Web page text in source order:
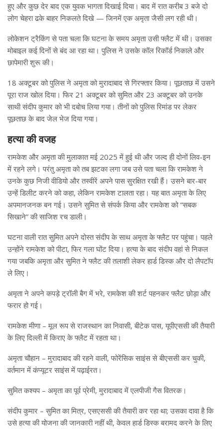
हुए और कुछ देर बाद एक युवक भागता दिखाई दिया। बाद में रात करीब 3 बजे दो
लोग चेहरा ढके बाहर निकलते दिखे — जिनमें एक अमृता जैसी लग रही थी।
लोकेशन ट्रैकिंग से पता चला कि घटना के समय अमृता उसी फ्लैट में थी। उसका
मोबाइल कई दिनों से बंद आ रहा था। पुलिस ने उसके कॉल रिकॉर्ड निकाले और
छापेमारी शुरू की।
18 अक्टूबर को पुलिस ने अमृता को मुरादाबाद से गिरफ्तार किया। पूछताछ में उसने
पूरा राज खोल दिया। फिर 21 अक्टूबर को सुमित और 23 अक्टूबर को उनके
साथी संदीप कुमार को भी दबोच लिया गया। तीनों को पुलिस रिमांड पर लेकर
पूछताछ के बाद जेल भेज दिया गया।
हत्या की वजह
रामकेश और अमृता की मुलाकात मई 2025 में हुई थी और जल्द ही दोनों लिव-इन
में रहने लगे। परंतु अमृता को तब झटका लगा जब उसे पता चला कि रामकेश ने
उनके कुछ निजी वीडियो और तस्वीरें अपने पास सुरक्षित रखी हैं। उसने बार-बार
उन्हें डिलीट करने को कहा, लेकिन रामकेश टालता रहा। यह बात अमृता के लिए
अपमानजनक बन गई। उसने सुमित से संपर्क किया और रामकेश को “सबक
सिखाने” की साजिश रच डाली।
घटना वाली रात सुमित अपने दोस्त संदीप के साथ अमृता के फ्लैट पर पहुंचा। पहले
उन्होंने रामकेश को पीटा, फिर गला घोंट दिया। हत्या के बाद संदीप वहां से निकल
गया जबकि अमृता और सुमित ने फ्लैट की तलाशी लेकर हार्ड डिस्क और दो लैपटॉप
ले लिए।
अमृता ने अपने कपड़े ट्रॉली बैग में भरे, रामकेश की शर्ट पहनकर फ्लैट छोड़ा और
फरार हो गई।
रामकेश मीणा – मूल रूप से राजस्थान का निवासी, बीटेक पास, यूपीएससी की तैयारी
के लिए दिल्ली में किराए के फ्लैट में रहता था।
अमृता चौहान – मुरादाबाद की रहने वाली, फोरेंसिक साइंस से बीएससी कर चुकी,
वर्तमान में कंप्यूटर साइंस में पढ़ाईरत।
सुमित कश्यप – अमृता का पूर्व प्रेमी, मुरादाबाद में एलपीजी गैस वितरक।
संदीप कुमार – सुमित का मित्र, एसएससी की तैयारी कर रहा था; उसका दावा है कि
उसे हत्या की योजना की जानकारी नहीं थी, केवल हार्ड डिस्क बरामद करने के लिए